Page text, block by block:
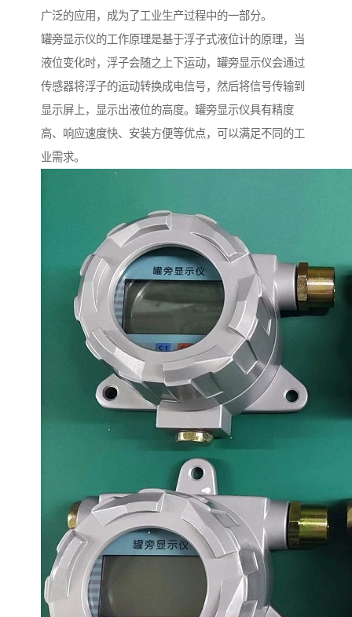
广泛的应用，成为了工业生产过程中的一部分。
罐旁显示仪的工作原理是基于浮子式液位计的原理，当
液位变化时，浮子会随之上下运动，罐旁显示仪会通过
传感器将浮子的运动转换成电信号，然后将信号传输到
显示屏上，显示出液位的高度。罐旁显示仪具有精度
高、响应速度快、安装方便等优点，可以满足不同的工
业需求。